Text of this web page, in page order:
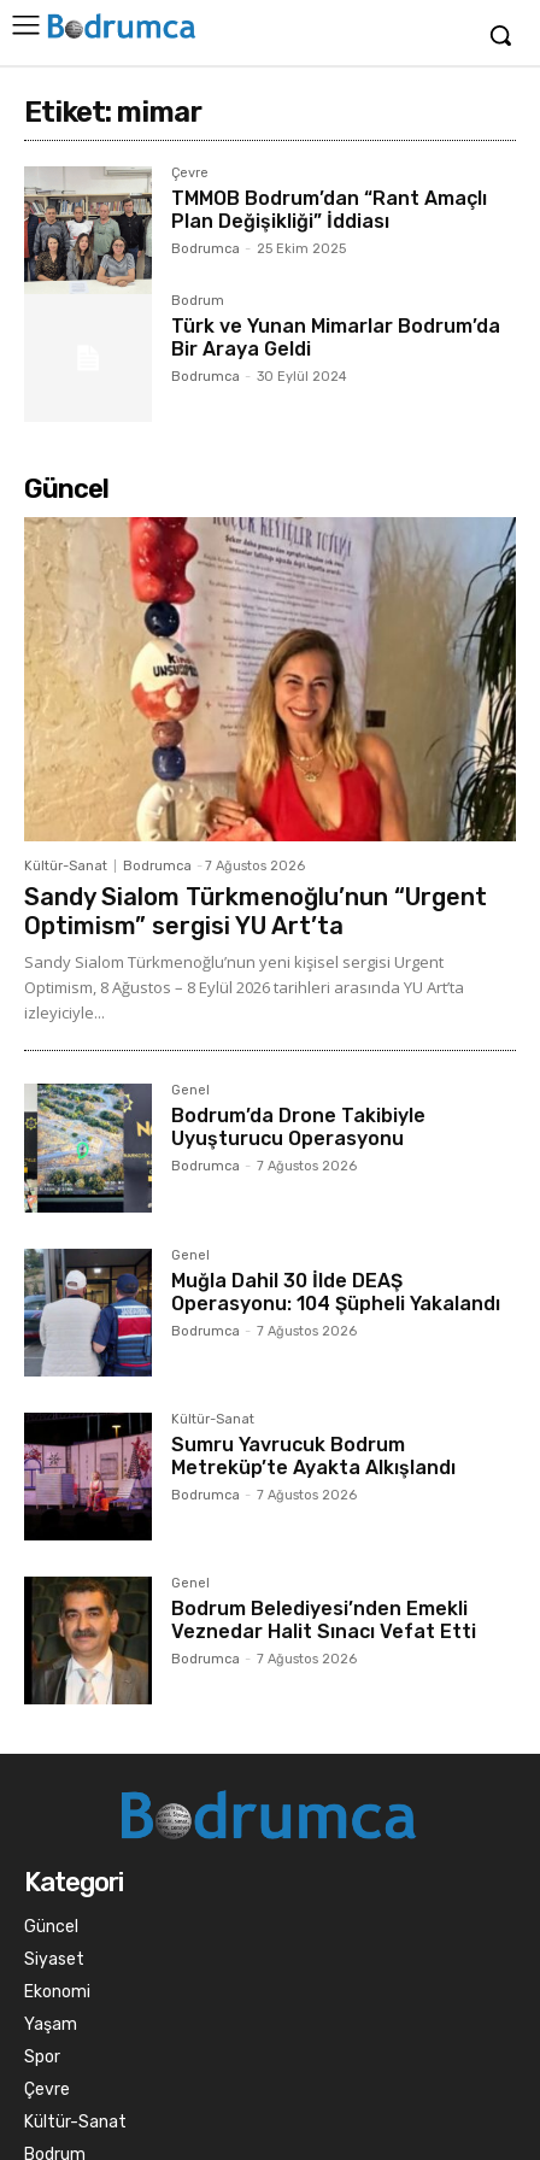
Etiket: mimar
Çevre
TMMOB Bodrum’dan “Rant Amaçlı
Plan Değişikliği” İddiası
Bodrumca - 25 Ekim 2025
Bodrum
Türk ve Yunan Mimarlar Bodrum’da
Bir Araya Geldi
Bodrumca - 30 Eylül 2024
Güncel
Kültür-Sanat Bodrumca - 7 Ağustos 2026
Sandy Sialom Türkmenoğlu’nun “Urgent
Optimism” sergisi YU Art’ta
Sandy Sialom Türkmenoğlu’nun yeni kişisel sergisi Urgent
Optimism, 8 Ağustos – 8 Eylül 2026 tarihleri arasında YU Art’ta
izleyiciyle...
Genel
Bodrum’da Drone Takibiyle
Uyuşturucu Operasyonu
Bodrumca - 7 Ağustos 2026
Genel
Muğla Dahil 30 İlde DEAŞ
Operasyonu: 104 Şüpheli Yakalandı
Bodrumca - 7 Ağustos 2026
Kültür-Sanat
Sumru Yavrucuk Bodrum
Metreküp’te Ayakta Alkışlandı
Bodrumca - 7 Ağustos 2026
Genel
Bodrum Belediyesi’nden Emekli
Veznedar Halit Sınacı Vefat Etti
Bodrumca - 7 Ağustos 2026
Kategori
Güncel
Siyaset
Ekonomi
Yaşam
Spor
Çevre
Kültür-Sanat
Bodrum